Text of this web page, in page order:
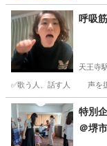
呼吸
天王寺
✅歌う人、話す人 声を扱
大阪 大阪市 天王
特別
＠堺